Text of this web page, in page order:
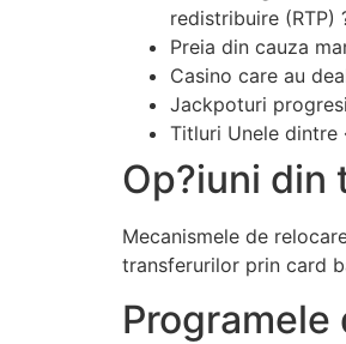
redistribuire (RTP)
Preia din cauza
Casino care au
Jackpoturi
Titluri Unele
Op?iuni din
Mecanismele de
transferurilor prin card